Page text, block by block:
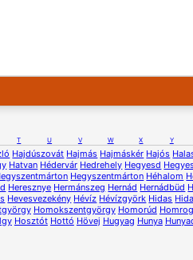
T U V W X Y
Hajdúszovát Hajmás Hajmáskér Hajós
Hatvan Hédervár Hedrehely Hegyesd
Hegyszentmárton Héhalom
Heresznye Hermánszeg Hernád Hernádbüd
Hevesvezekény Hévíz Hévízgyörk Hidas
Homokszentgyörgy Homorúd
Hosztót Hottó Hövej Hugyag Hunya